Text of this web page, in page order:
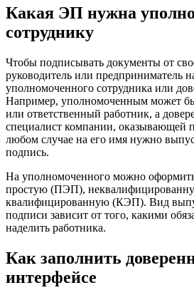
Какая ЭП нужна
сотруднику
Чтобы подписывать документы от
руководитель или предприниматель
уполномоченного сотрудника или
Например, уполномоченным может
или ответственный работник, а
специалист компании, оказывающей
любом случае на его имя нужно
подпись.
На уполномоченного можно
простую (ПЭП),
квалифицированную (КЭП). Вид
подписи зависит от того, какими
наделить работника.
Как заполнить
интерфейсе